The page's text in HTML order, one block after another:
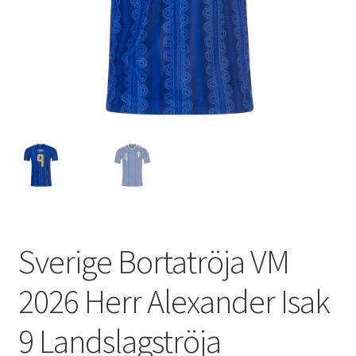
Sverige Bortatröja VM
2026 Herr Alexander Isak
9 Landslagströja